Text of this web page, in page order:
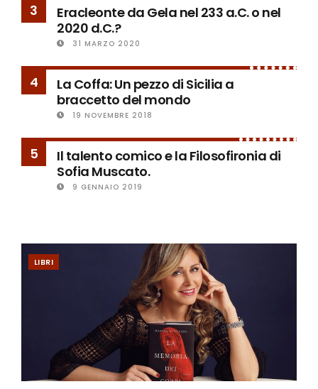
3
Eracleonte da Gela nel 233 a.C. o nel
2020 d.C.?
31 MARZO 2020
4
La Coffa: Un pezzo di Sicilia a
braccetto del mondo
19 NOVEMBRE 2018
5
Il talento comico e la Filosofironia di
Sofia Muscato.
9 GENNAIO 2019
LIBRI